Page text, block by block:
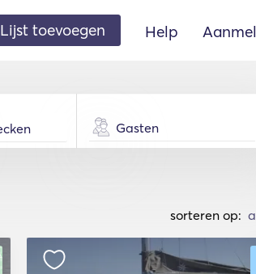
Lijst toevoegen Help
Gasten
sorteren op: